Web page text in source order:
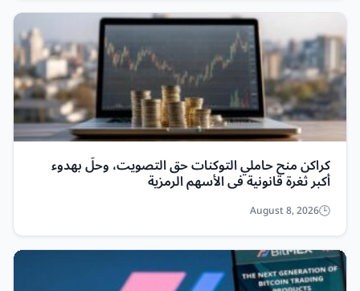
كراكن منح حاملي التوكنات حق التصويت، وحلّ بهدوء
أكبر ثغرة قانونية في الأسهم الرمزية
August 8, 2026